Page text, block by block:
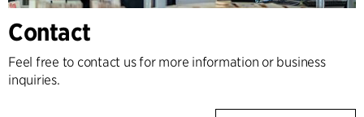
Contact
Feel free to contact us for more information or business
inquiries.